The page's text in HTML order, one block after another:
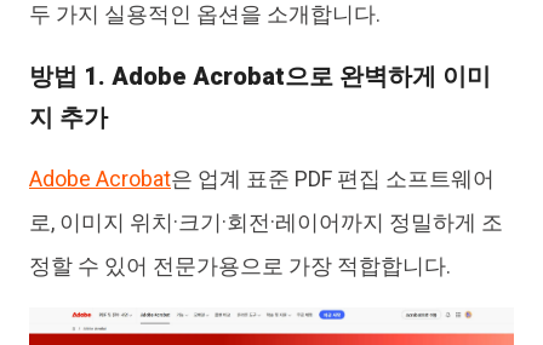
두 가지 실용적인 옵션을 소개합니다.
방법 1. Adobe Acrobat으로 완벽하게 이미
지 추가
Adobe Acrobat은 업계 표준 PDF 편집 소프트웨어
로, 이미지 위치·크기·회전·레이어까지 정밀하게 조
정할 수 있어 전문가용으로 가장 적합합니다.